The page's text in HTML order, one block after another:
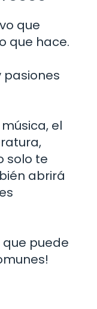
que
que hace.
pasiones
el
solo te
abrirá
puede